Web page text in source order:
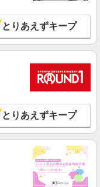
とりあえずキープ
とりあえずキープ